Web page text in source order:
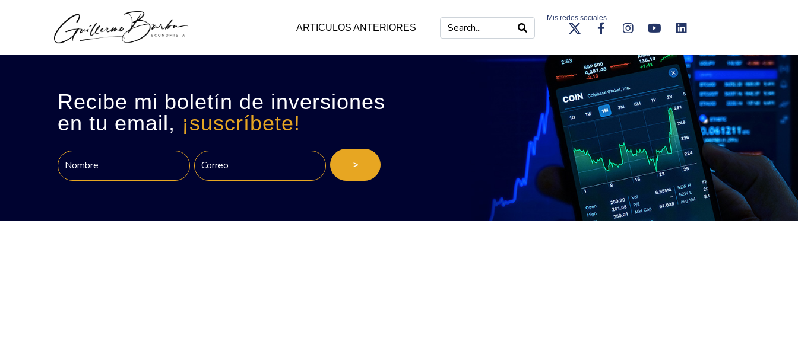
ARTICULOS ANTERIORES
Mis redes sociales
Recibe mi boletín de inversiones
en tu email, ¡suscríbete!
>